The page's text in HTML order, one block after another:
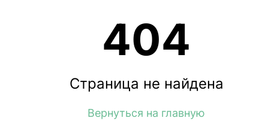
404
Страница не найдена
Вернуться на главную